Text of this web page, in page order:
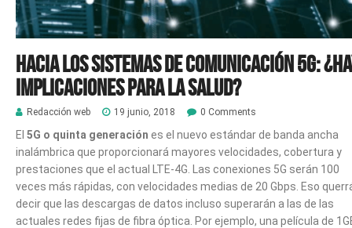
Hacia los sistemas de comunicación 5G:
implicaciones para la salud?
Redacción web 19 junio, 2018 0 Comments
El 5G o quinta generación es el nuevo estándar de banda ancha
inalámbrica que proporcionará mayores velocidades, cobertura y
prestaciones que el actual LTE-4G. Las conexiones 5G serán 100
veces más rápidas, con velocidades medias de 20 Gbps. Eso
decir que las descargas de datos incluso superarán a las de las
actuales redes fijas de fibra óptica. Por ejemplo, una película de